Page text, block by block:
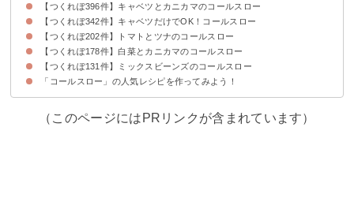
【つくれぽ396件】キャベツとカニカマのコールスロー
【つくれぽ342件】キャベツだけでOK！コールスロー
【つくれぽ202件】トマトとツナのコールスロー
【つくれぽ178件】白菜とカニカマのコールスロー
【つくれぽ131件】ミックスビーンズのコールスロー
「コールスロー」の人気レシピを作ってみよう！
（このページにはPRリンクが含まれています）